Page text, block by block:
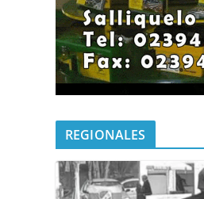
REGIONALES